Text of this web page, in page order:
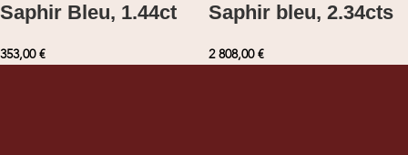
Saphir Bleu, 1.44ct
353,00€
Saphir bleu, 2.34cts
2 808,00€